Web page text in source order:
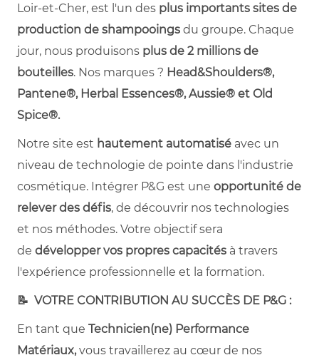
Loir-et-Cher, est l'un des plus importants sites de
production de shampooings du groupe. Chaque
jour, nous produisons plus de 2 millions de
bouteilles. Nos marques ? Head&Shoulders®,
Pantene®, Herbal Essences®, Aussie® et Old
Spice®.
Notre site est hautement automatisé avec un
niveau de technologie de pointe dans l'industrie
cosmétique. Intégrer P&G est une opportunité de
relever des défis, de découvrir nos technologies
et nos méthodes. Votre objectif sera
de développer vos propres capacités à travers
l'expérience professionnelle et la formation.
📝 VOTRE CONTRIBUTION AU SUCCÈS DE P&G :
En tant que Technicien(ne) Performance
Matériaux,vous travaillerez au cœur de nos